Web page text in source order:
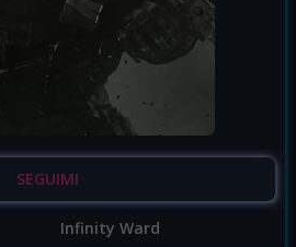
SEGUIMI
Infinity Ward